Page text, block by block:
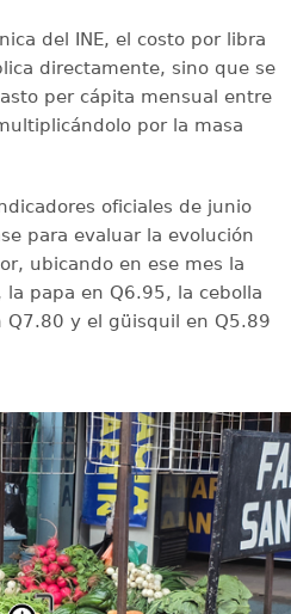
del INE, el costo por libra
directamente, sino que se
per cápita mensual entre
por la masa
oficiales de junio
para evaluar la evolución
ubicando en ese mes la
papa en Q6.95, la cebolla
Q7.80 y el güisquil en Q5.89